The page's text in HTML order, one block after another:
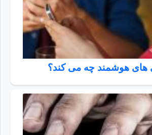
های هوشمند چه می کند؟